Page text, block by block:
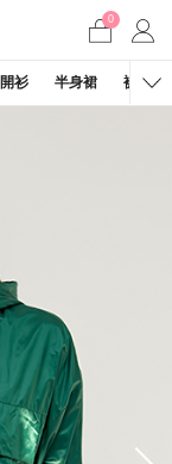
0
衫 半身裙 褲子